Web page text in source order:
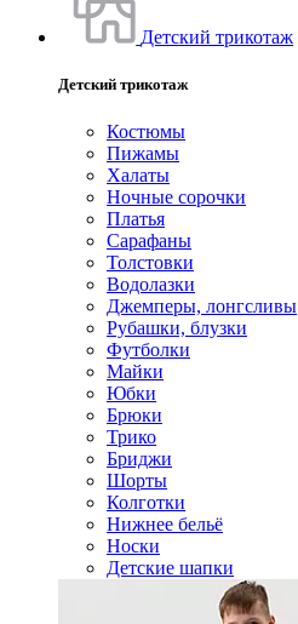
Детский трикотаж
Детский трикотаж
Костюмы
Пижамы
Халаты
Ночные сорочки
Платья
Сарафаны
Толстовки
Водолазки
Джемперы, лонгсливы
Рубашки, блузки
Футболки
Майки
Юбки
Брюки
Трико
Бриджи
Шорты
Колготки
Нижнее бельё
Носки
Детские шапки